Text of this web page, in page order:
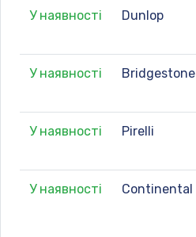
У наявності Dunlop
У наявності Bridgestone
У наявності Pirelli
У наявності Continental